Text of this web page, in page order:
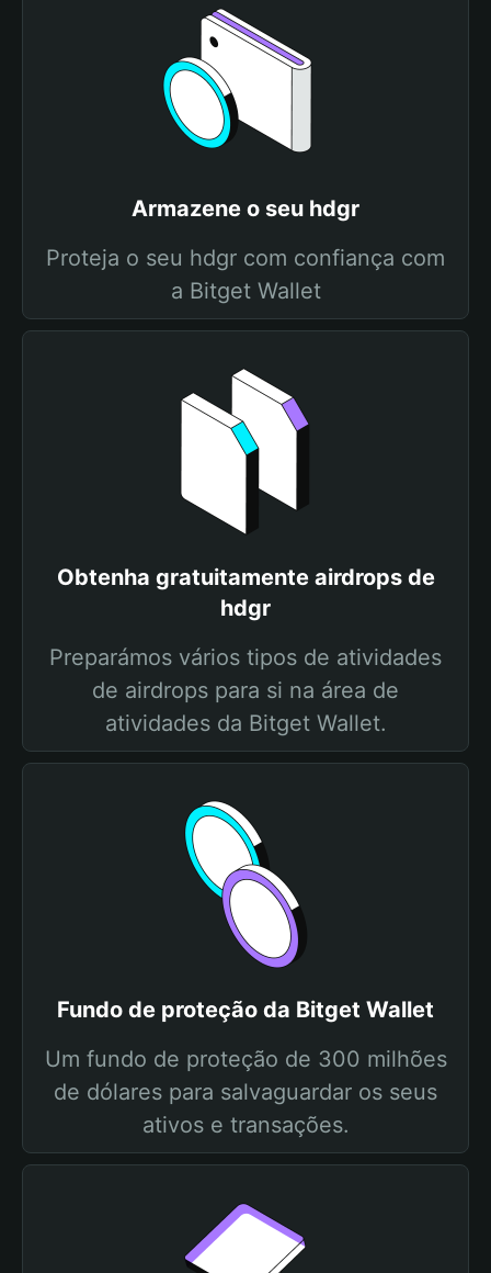
Armazene o seu hdgr
Proteja o seu hdgr com confiança com
a Bitget Wallet
Obtenha gratuitamente airdrops de
hdgr
Preparámos vários tipos de atividades
de airdrops para si na área de
atividades da Bitget Wallet.
Fundo de proteção da Bitget Wallet
Um fundo de proteção de 300 milhões
de dólares para salvaguardar os seus
ativos e transações.